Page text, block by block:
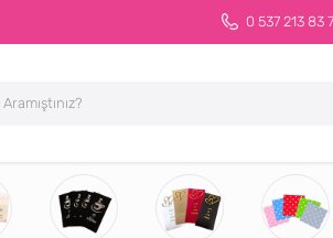
0 537 213 83